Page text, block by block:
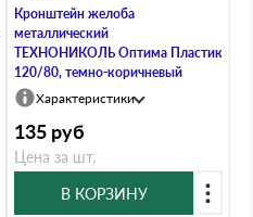
Кронштейн желоба
металлический
ТЕХНОНИКОЛЬ Оптима Пластик
120/80, темно-коричневый
Характеристики
135 руб
Цена за шт.
В КОРЗИНУ